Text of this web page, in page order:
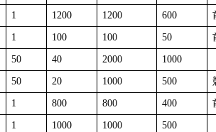
1 1200 1200 600
1 100 100 50
50 40 2000 1000
50 20 1000 500
1 800 800 400
1 1000 1000 500